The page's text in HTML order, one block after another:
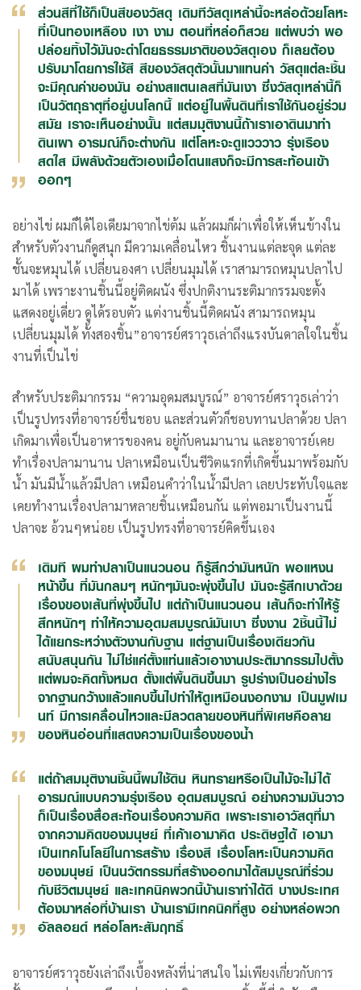
ส่วนสีที่ใช้ก็เป็นสีของวัสดุ เดิมทีวัสดุเหล่านี้จะหล่อด้วยโลหะ
ที่เป็นทองเหลือง เงา งาม ตอนที่หล่อก็สวย แต่พบว่า พอ
ปล่อยทิ้งไว้มันจะดำโดยธรรมชาติของวัสดุเอง ก็เลยต้อง
ปรับมาโดยการใช้สี สีของวัสดุตัวนั้นมาแทนค่า วัสดุแต่ละชิ้น
จะมีคุณค่าของมัน อย่างสแตนเลสที่มันเงา ซึ่งวัสดุเหล่านี้ก็
เป็นวัตถุธาตุที่อยู่บนโลกนี้ แต่อยู่ในพื้นดินที่เราใช้กันอยู่ร่วม
สมัย เราจะเห็นอย่างนั้น แต่สมมุติงานนี้ถ้าเราเอาดินมาทำ
ดินเผา อารมณ์ก็จะต่างกัน แต่โลหะจะดูแวววาว รุ่งเรือง
สดใส มีพลังด้วยตัวเองเมื่อโดนแสงก็จะมีการสะท้อนเข้า
ออกๆ
อย่างไข่ ผมก็ได้ไอเดียมาจากไข่ต้ม แล้วผมก็ผ่าเพื่อให้เห็นข้างใน
สำหรับตัวงานก็ดูสนุก มีความเคลื่อนไหว ชิ้นงานแต่ละจุด แต่ละ
ชั้นจะหมุนได้ เปลี่ยนองศา เปลี่ยนมุมได้ เราสามารถหมุนปลาไป
มาได้ เพราะงานชิ้นนี้อยู่ติดผนัง ซึ่งปกติงานระติมากรรมจะตั้ง
แสดงอยู่เดี่ยว ดูได้รอบตัว แต่งานชิ้นนี้ติดผนัง สามารถหมุน
เปลี่ยนมุมได้ ทั้งสองชิ้น”อาจารย์ศราวุธเล่าถึงแรงบันดาลใจในชิ้น
งานที่เป็นไข่
สำหรับประติมากรรม “ความอุดมสมบูรณ์” อาจารย์ศราวุธเล่าว่า
เป็นรูปทรงที่อาจารย์ชื่นชอบ และส่วนตัวก็ชอบทานปลาด้วย ปลา
เกิดมาเพื่อเป็นอาหารของคน อยู่กับคนมานาน และอาจารย์เคย
ทำเรื่องปลามานาน ปลาเหมือนเป็นชีวิตแรกที่เกิดขึ้นมาพร้อมกับ
น้ำ มันมีน้ำแล้วมีปลา เหมือนคำว่าในน้ำมีปลา เลยประทับใจและ
เคยทำงานเรื่องปลามาหลายชิ้นเหมือนกัน แต่พอมาเป็นงานนี้
ปลาจะ อ้วนๆหน่อย เป็นรูปทรงที่อาจารย์คิดขึ้นเอง
เดิมที ผมทำปลาเป็นแนวนอน ก็รู้สึกว่ามันหนัก พอแหงน
หน้าขึ้น ที่มันกลมๆ หนักๆมันจะพุ่งขึ้นไป มันจะรู้สึกเบาด้วย
เรื่องของเส้นที่พุ่งขึ้นไป แต่ถ้าเป็นแนวนอน เส้นก็จะทำให้รู้
สึกหนักๆ ทำให้ความอุดมสมบูรณ์มันเบา ซึ่งงาน 2ชิ้นนี้ไม่
ได้แยกระหว่างตัวงานกับฐาน แต่ฐานเป็นเรื่องเดียวกัน
สนับสนุนกัน ไม่ใช่แค่ตั้งแท่นแล้วเอางานประติมากรรมไปตั้ง
แต่ผมจะคิดทั้งหมด ตั้งแต่พื้นดินขึ้นมา รูปร่างเป็นอย่างไร
จากฐานกว้างแล้วแคบขึ้นไปทำให้ดูเหมือนงอกงาม เป็นมูฟเม
นท์ มีการเคลื่อนไหวและมีลวดลายของหินที่พิเศษคือลาย
ของหินอ่อนที่แสดงความเป็นเรื่องของน้ำ
แต่ถ้าสมมุติงานชิ้นนี้ผมใช้ดิน หินทรายหรือเป็นไม้จะไม่ได้
อารมณ์แบบความรุ่งเรือง อุดมสมบูรณ์ อย่างความมันวาว
ก็เป็นเรื่องสื่อสะท้อนเรื่องความคิด เพราะเราเอาวัสดุที่มา
จากความคิดของมนุษย์ ที่เค้าเอามาคิด ประดิษฐได้ เอามา
เป็นเทคโนโลยีในการสร้าง เรื่องสี เรื่องโลหะเป็นความคิด
ของมนุษย์ เป็นนวัตกรรมที่สร้างออกมาได้สมบูรณ์ที่ร่วม
กับชีวิตมนุษย์ และเทคนิคพวกนี้บ้านเราทำได้ดี บางประเทศ
ต้องมาหล่อที่บ้านเรา บ้านเรามีเทคนิคที่สูง อย่างหล่อพวก
อัลลอยด์ หล่อโลหะสัมฤทธิ์
อาจารย์ศราวุธยังเล่าถึงเบื้องหลังที่น่าสนใจ ไม่เพียงเกี่ยวกับการ